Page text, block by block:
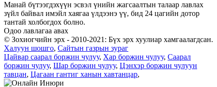
Манай бүтээгдэхүүн эсвэл үнийн жагсаалтын талаар лавлах
зүйл байвал имэйл хаягаа үлдээнэ үү, бид 24 цагийн дотор
тантай холбогдох болно.
Одоо лавлагаа авах
© Зохиогчийн эрх - 2010-2021: Бүх эрх хуулиар хамгаалагдсан.
Халуун шошго, Сайтын газрын зураг
Цайвар саарал боржин чулуу, Хар боржин чулуу, Саарал
боржин чулуу, Шар боржин чулуу, Цэнхэр боржин чулуун
тавцан, Цагаан гантиг ханын хавтанцар,